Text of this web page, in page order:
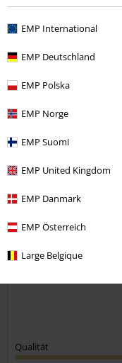
EMP International
EMP Deutschland
EMP Polska
EMP Norge
EMP Suomi
EMP United Kingdom
EMP Danmark
EMP Österreich
Large Belgique
Verifizierte Rezension
Kommentar jetzt
23
Fallen etwas kleiner/
Qualität